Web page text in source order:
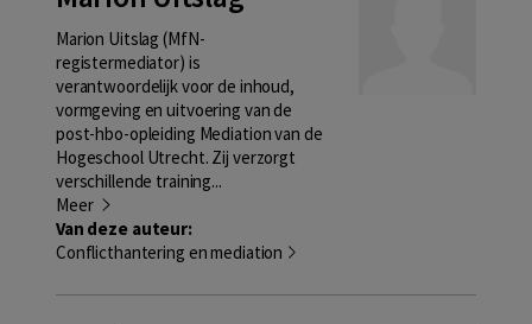
Marion Uitslag (MfN-
registermediator) is
verantwoordelijk voor de inhoud,
vormgeving en uitvoering van de
post-hbo-opleiding Mediation van de
Hogeschool Utrecht. Zij verzorgt
verschillende training...
Meer
Van deze auteur:
Conflicthantering en mediation